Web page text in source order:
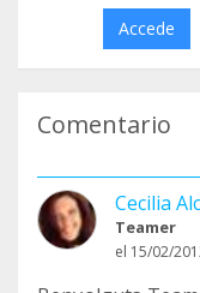
Accede
Comentario
Cecilia
Teamer
el 15/02/